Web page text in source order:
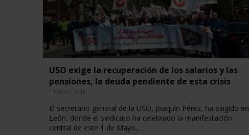
USO exige la recuperación de los salarios y las
pensiones, la deuda pendiente de esta crisis
1 MAYO, 2018
El secretario general de la USO, Joaquín Pérez, ha exigido en
León, donde el sindicato ha celebrado la manifestación
central de este 1 de Mayo,…